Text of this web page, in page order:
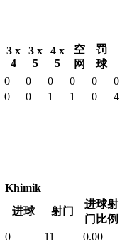
3 x
4
3 x
5
4 x
5
空
网
罚
球
0 0 0 0 0
0
0 0 1 1 0
4
Khimik
进球 射门
进球射
门比例
0 11
0.00